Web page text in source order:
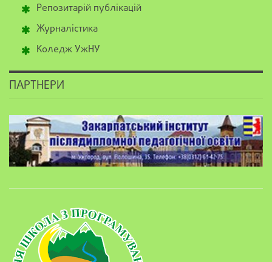
Репозитарій публікацій
Журналістика
Коледж УжНУ
ПАРТНЕРИ